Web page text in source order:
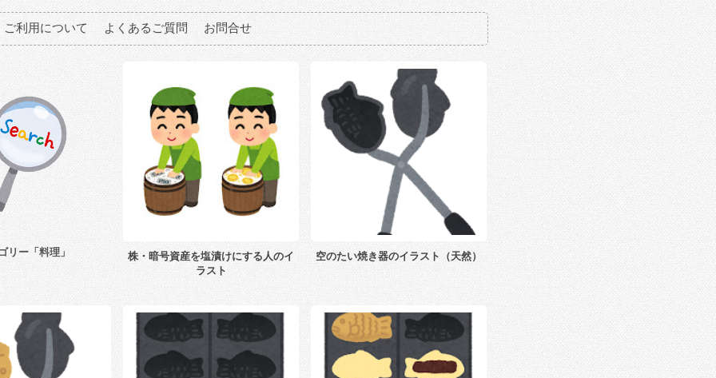
ご利用について よくあるご質問 お問合せ
リー「料理」
株・暗号資産を塩漬けにする人のイ
ラスト
空のたい焼き器のイラスト（天然）